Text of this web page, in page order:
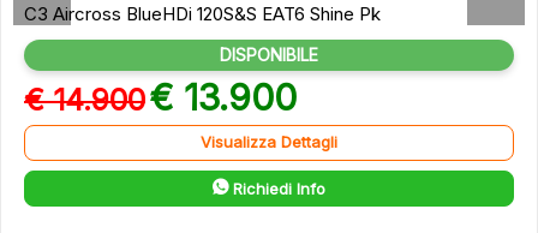
C3 Aircross BlueHDi 120S&S EAT6 Shine Pk
DISPONIBILE
€ 14.900€ 13.900
Visualizza Dettagli
Richiedi Info